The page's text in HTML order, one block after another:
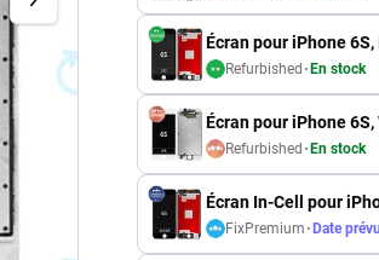
Écran pour iPhone
Refurbished En stock
Écran pour iPhone
Refurbished En stock
Écran In-Cell pour
FixPremium Date